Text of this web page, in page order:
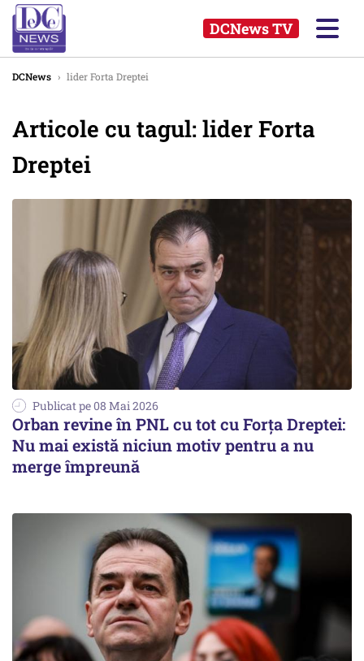
DCNews TV
DCNews › lider Forta Dreptei
Articole cu tagul: lider Forta
Dreptei
Publicat pe 08 Mai 2026
Orban revine în PNL cu tot cu Forța Dreptei:
Nu mai există niciun motiv pentru a nu
merge împreună